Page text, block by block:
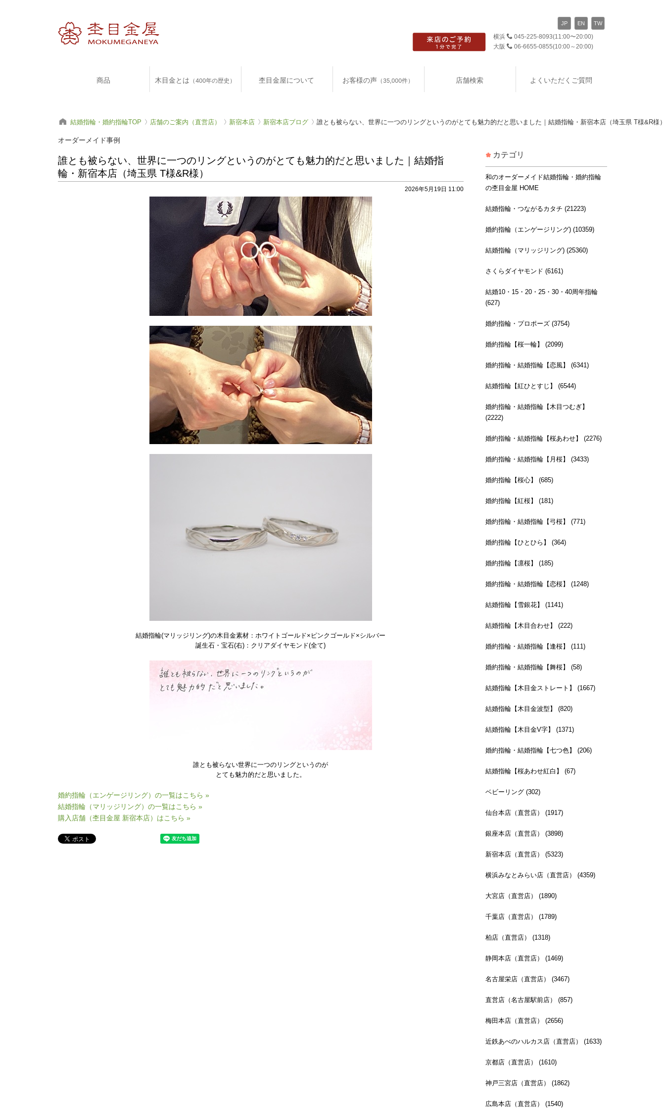
横浜 045-225-8093(11:00〜20:00)
大阪
06-6655-0855(10:00～20:00)
JP EN TW
商品 木目金とは （400年の歴史） 杢目金屋について お客様の声 （35,000件） 店舗検索 よくいただくご質問
結婚指輪・婚約指輪TOP 店舗のご案内（直営店） 新宿本店 新宿本店ブログ 誰とも被らない、世界に一つのリングというのがとても魅力的だと思いました｜結婚指輪・新宿本店（埼玉県 T様&R様
オーダーメイド事例
誰とも被らない、世界に一つのリングというのがとても魅力的だと思いました｜結婚指
輪・新宿本店（埼玉県 T様&R様）
2026年5月19日 11:00
結婚指輪(マリッジリング)の木目金素材：ホワイトゴールド×ピンクゴールド×シルバー
誕生石・宝石(右)：クリアダイヤモンド(全て)
誰とも被らない世界に一つのリングというのが
とても魅力的だと思いました。
婚約指輪（エンゲージリング）の一覧はこちら »
結婚指輪（マリッジリング）の一覧はこちら »
購入店舗（杢目金屋 新宿本店）はこちら »
カテゴリ
和のオーダーメイド結婚指輪・婚約指輪
の杢目金屋 HOME
結婚指輪・つながるカタチ (21223)
婚約指輪（エンゲージリング) (10359)
結婚指輪（マリッジリング) (25360)
さくらダイヤモンド (6161)
結婚10・15・20・25・30・40周年指輪
(627)
婚約指輪・プロポーズ (3754)
婚約指輪【桜一輪】 (2099)
婚約指輪・結婚指輪【恋風】 (6341)
結婚指輪【紅ひとすじ】 (6544)
婚約指輪・結婚指輪【木目つむぎ】
(2222)
婚約指輪・結婚指輪【桜あわせ】 (2276)
婚約指輪・結婚指輪【月桜】 (3433)
婚約指輪【桜心】 (685)
婚約指輪【紅桜】 (181)
婚約指輪・結婚指輪【弓桜】 (771)
婚約指輪【ひとひら】 (364)
婚約指輪【凛桜】 (185)
婚約指輪・結婚指輪【恋桜】 (1248)
結婚指輪【雪銀花】 (1141)
結婚指輪【木目合わせ】 (222)
婚約指輪・結婚指輪【逢桜】 (111)
婚約指輪・結婚指輪【舞桜】 (58)
結婚指輪【木目金ストレート】 (1667)
結婚指輪【木目金波型】 (820)
結婚指輪【木目金V字】 (1371)
婚約指輪・結婚指輪【七つ色】 (206)
結婚指輪【桜あわせ紅白】 (67)
ベビーリング (302)
仙台本店（直営店） (1917)
銀座本店（直営店） (3898)
新宿本店（直営店） (5323)
横浜みなとみらい店（直営店） (4359)
大宮店（直営店） (1890)
千葉店（直営店） (1789)
柏店（直営店） (1318)
静岡本店（直営店） (1469)
名古屋栄店（直営店） (3467)
直営店（名古屋駅前店） (857)
梅田本店（直営店） (2656)
近鉄あべのハルカス店（直営店） (1633)
京都店（直営店） (1610)
神戸三宮店（直営店） (1862)
広島本店（直営店） (1540)